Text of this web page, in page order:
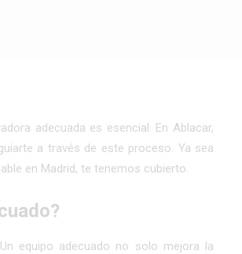
adecuada es esencial. En Ablacar,
a través de este proceso. Ya sea
en Madrid, te tenemos cubierto.
equipo adecuado no solo mejora la